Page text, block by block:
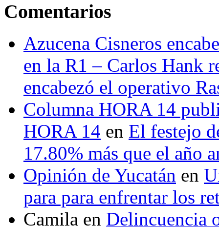
Comentarios
Azucena Cisneros
en la R1 – Carlos Hank
encabezó el operativo
Columna HORA 14
HORA 14 en El festejo
17.80% más que el año
Opinión de Yucatán en
para para enfrentar los
Camila en Delincuencia